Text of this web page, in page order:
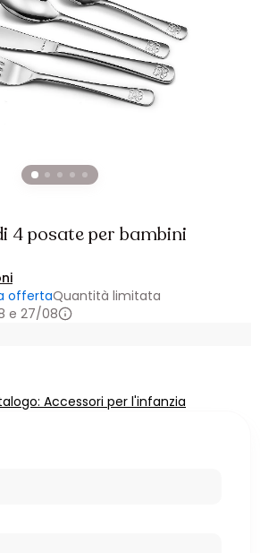
4 posate per bambini
offertaQuantità limitata
e 27/08
Accessori per l'infanzia